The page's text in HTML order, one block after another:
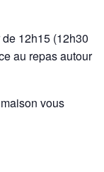
12h15 (12h30
au repas autour
vous